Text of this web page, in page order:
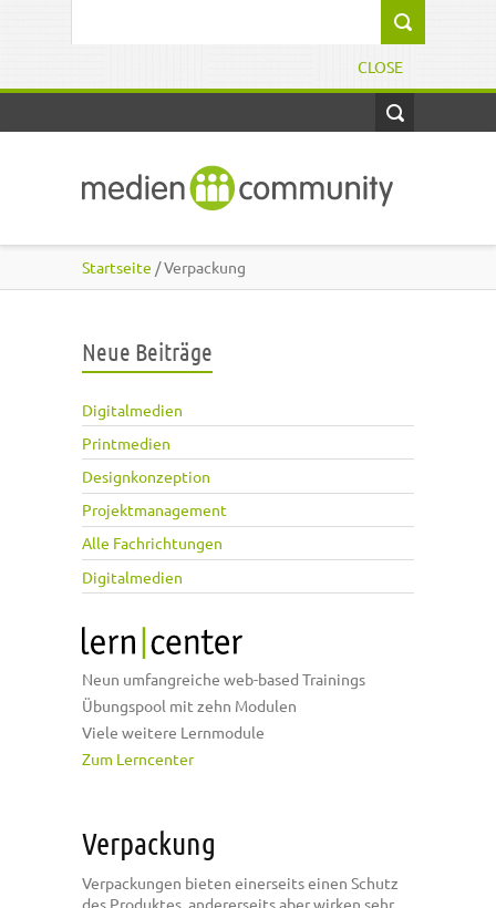
CLOSE
Startseite / Verpackung
Neue Beiträge
Digitalmedien
Printmedien
Designkonzeption
Projektmanagement
Alle Fachrichtungen
Digitalmedien
Neun umfangreiche web-based Trainings
Übungspool mit zehn Modulen
Viele weitere Lernmodule
Zum Lerncenter
Verpackung
Verpackungen bieten einerseits einen Schutz
des Produktes, andererseits aber wirken sehr